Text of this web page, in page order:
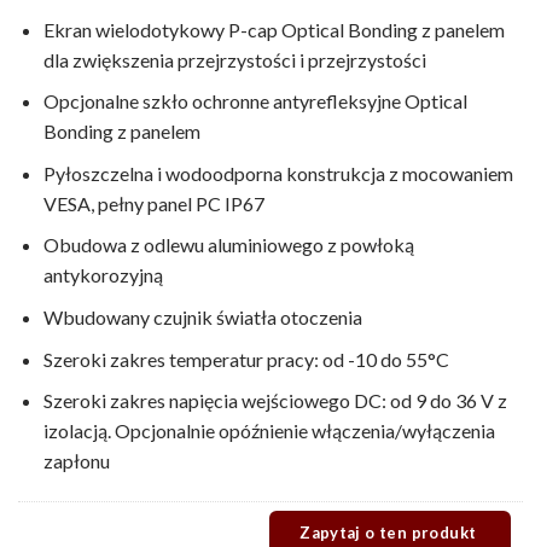
Ekran wielodotykowy P-cap Optical Bonding z panelem
dla zwiększenia przejrzystości i przejrzystości
Opcjonalne szkło ochronne antyrefleksyjne Optical
Bonding z panelem
Pyłoszczelna i wodoodporna konstrukcja z mocowaniem
VESA, pełny panel PC IP67
Obudowa z odlewu aluminiowego z powłoką
antykorozyjną
Wbudowany czujnik światła otoczenia
Szeroki zakres temperatur pracy: od -10 do 55°C
Szeroki zakres napięcia wejściowego DC: od 9 do 36 V z
izolacją. Opcjonalnie opóźnienie włączenia/wyłączenia
zapłonu